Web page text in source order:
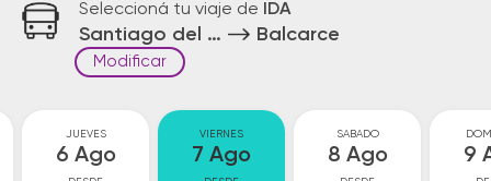
Seleccioná tu viaje de IDA
Santiago del Estero Balcarce
Modificar
JUEVES
6 Ago
VIERNES
7 Ago
SABADO
8 Ago 9